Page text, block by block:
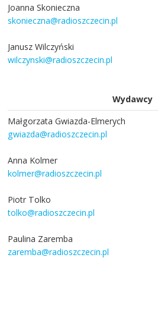
Joanna Skonieczna
skonieczna@radioszczecin.pl
Janusz Wilczyński
wilczynski@radioszczecin.pl
Wydawcy
Małgorzata Gwiazda-Elmerych
gwiazda@radioszczecin.pl
Anna Kolmer
kolmer@radioszczecin.pl
Piotr Tolko
tolko@radioszczecin.pl
Paulina Zaremba
zaremba@radioszczecin.pl